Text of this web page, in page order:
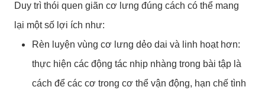
Duy trì thói quen giãn cơ lưng đúng cách có thể mang
lại một số lợi ích như:
Rèn luyện vùng cơ lưng dẻo dai và linh hoạt hơn:
thực hiện các động tác nhịp nhàng trong bài tập là
cách để các cơ trong cơ thể vận động, hạn chế tình